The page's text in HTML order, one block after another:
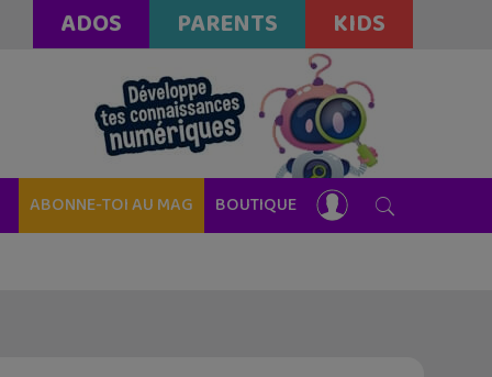
ADOS PARENTS KIDS
ABONNE-TOI AU MAG BOUTIQUE